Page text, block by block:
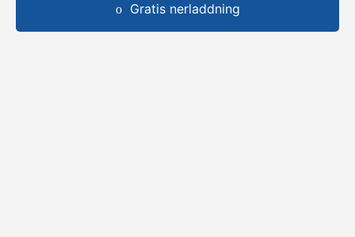
Gratis nerladdning